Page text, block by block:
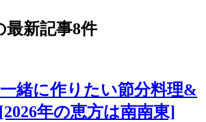
最新記事8件
緒に作りたい節分料理&
年の恵方は南南東]